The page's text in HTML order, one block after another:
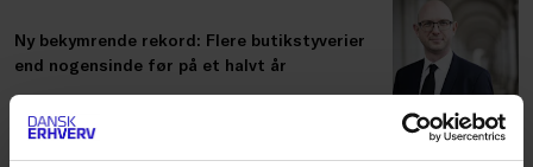
Ny bekymrende rekord: Flere butikstyverier
end nogensinde før på et halvt år